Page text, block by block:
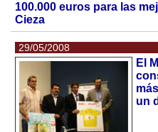
100.000 euros para las
Cieza
29/05/2008
El
un